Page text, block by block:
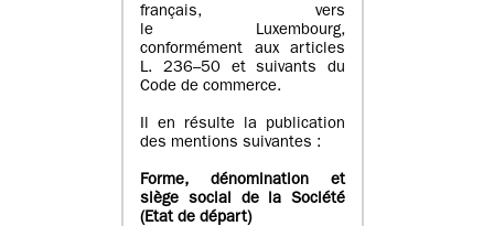
français, vers
le Luxembourg,
conformément aux articles
L. 236–50 et suivants du
Code de commerce.
Il en résulte la publication
des mentions suivantes :
Forme, dénomination et
siège social de la Société
(Etatde départ)